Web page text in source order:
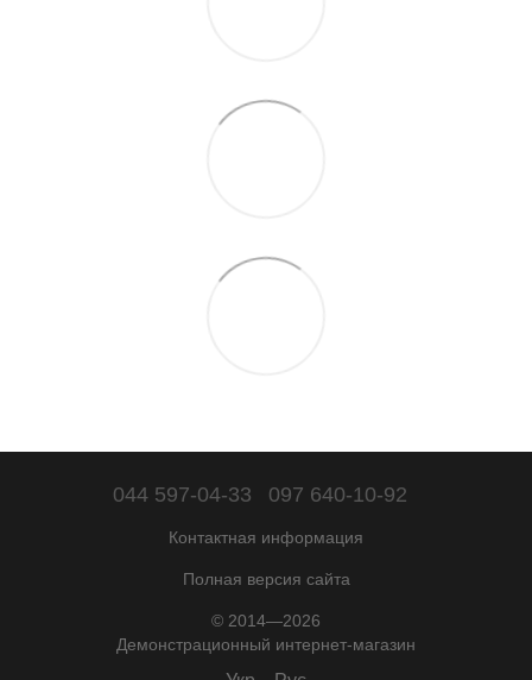
044 597-04-33 097 640-10-92
Контактная информация
Полная версия сайта
© 2014—2026
Демонстрационный интернет-магазин